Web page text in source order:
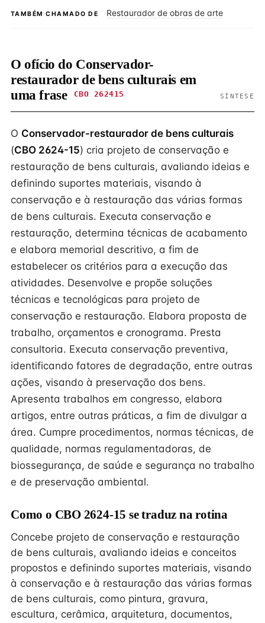
TAMBÉM CHAMADO DE Restaurador de obras de arte
O ofício do Conservador-
restaurador de bens culturais em
uma frase
CBO 262415 SÍNTESE
O Conservador-restaurador de bens culturais
(CBO 2624-15) cria projeto de conservação e
restauração de bens culturais, avaliando ideias e
definindo suportes materiais, visando à
conservação e à restauração das várias formas
de bens culturais. Executa conservação e
restauração, determina técnicas de acabamento
e elabora memorial descritivo, a fim de
estabelecer os critérios para a execução das
atividades. Desenvolve e propõe soluções
técnicas e tecnológicas para projeto de
conservação e restauração. Elabora proposta de
trabalho, orçamentos e cronograma. Presta
consultoria. Executa conservação preventiva,
identificando fatores de degradação, entre outras
ações, visando à preservação dos bens.
Apresenta trabalhos em congresso, elabora
artigos, entre outras práticas, a fim de divulgar a
área. Cumpre procedimentos, normas técnicas, de
qualidade, normas regulamentadoras, de
biossegurança, de saúde e segurança no trabalho
e de preservação ambiental.
Como o CBO 2624-15 se traduz na rotina
Concebe projeto de conservação e restauração
de bens culturais, avaliando ideias e conceitos
propostos e definindo suportes materiais, visando
à conservação e à restauração das várias formas
de bens culturais, como pintura, gravura,
escultura, cerâmica, arquitetura, documentos,